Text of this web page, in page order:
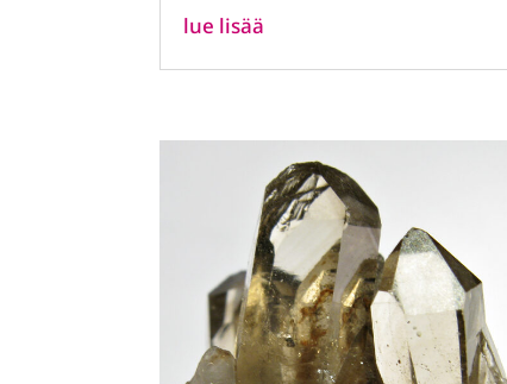
lue lisää